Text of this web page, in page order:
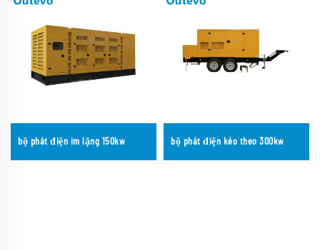
bộ phát điện im lặng 150kw bộ phát điện kéo theo 300kw